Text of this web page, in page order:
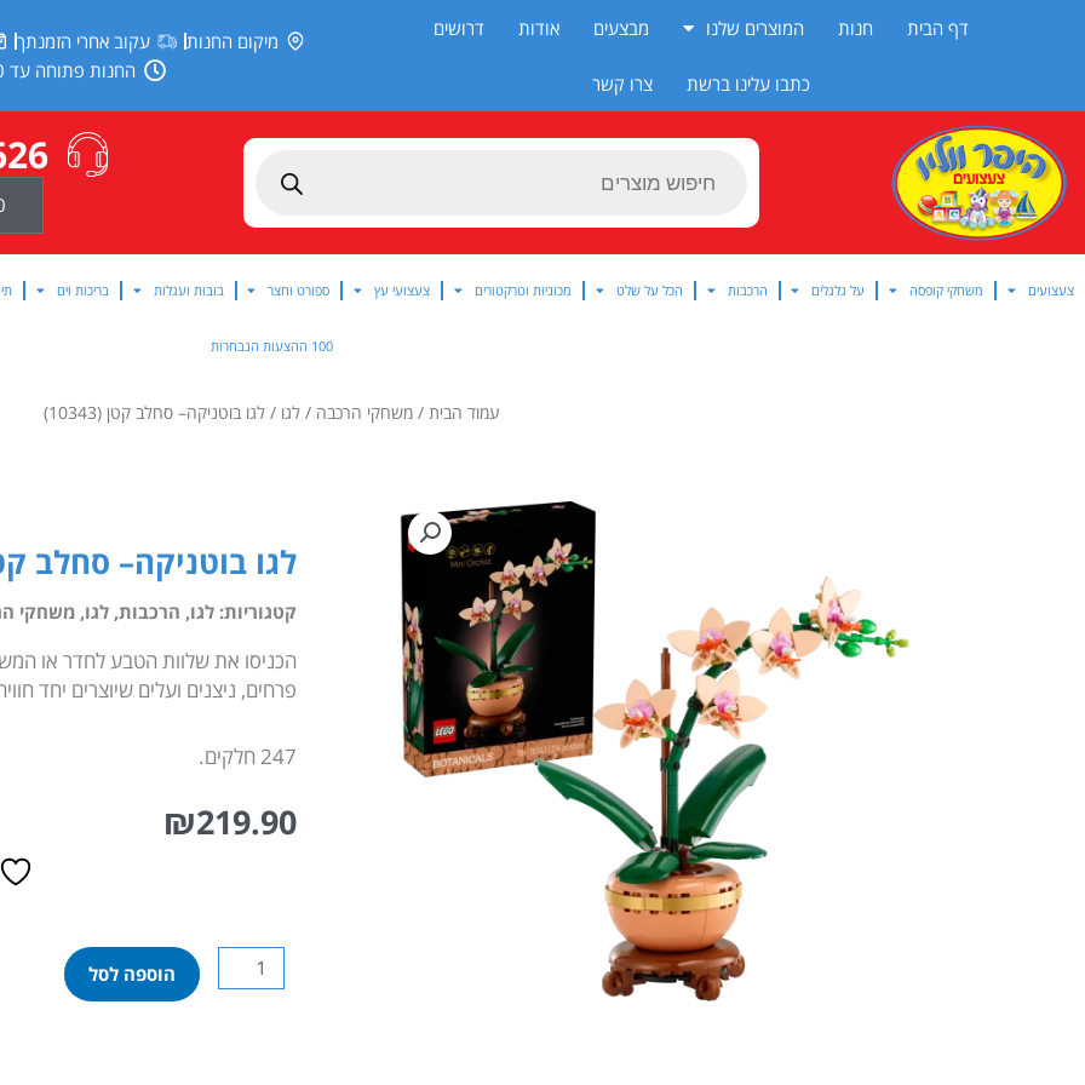
דף הבית חנות המוצרים שלנו מבצעים אודות דרושים
כתבו עלינו ברשת צרו קשר
מיקום החנות עקוב אחרי הזמנתך
החנות פתוחה עד 20:00
Products
צעצועים משחקי קופסה על גלגלים הרכבות הכל על שלט מכוניות וטרקטורים צעצועי עץ ספורט וחצר בובות ועגלות בריכות וים
100 ההצעות הנבחרות
עמוד הבית /משחקי הרכבה /לגו / לגו בוטניקה– סחלב קטן (10343)
לגו בוטניקה– סחלב קטן
קטגוריות:לגו, הרכבות,לגו,משחקי
פרחים, ניצנים ועלים שיוצרים יחד
247 חלקים.
₪219.90
כמות
של
הוספה לסל